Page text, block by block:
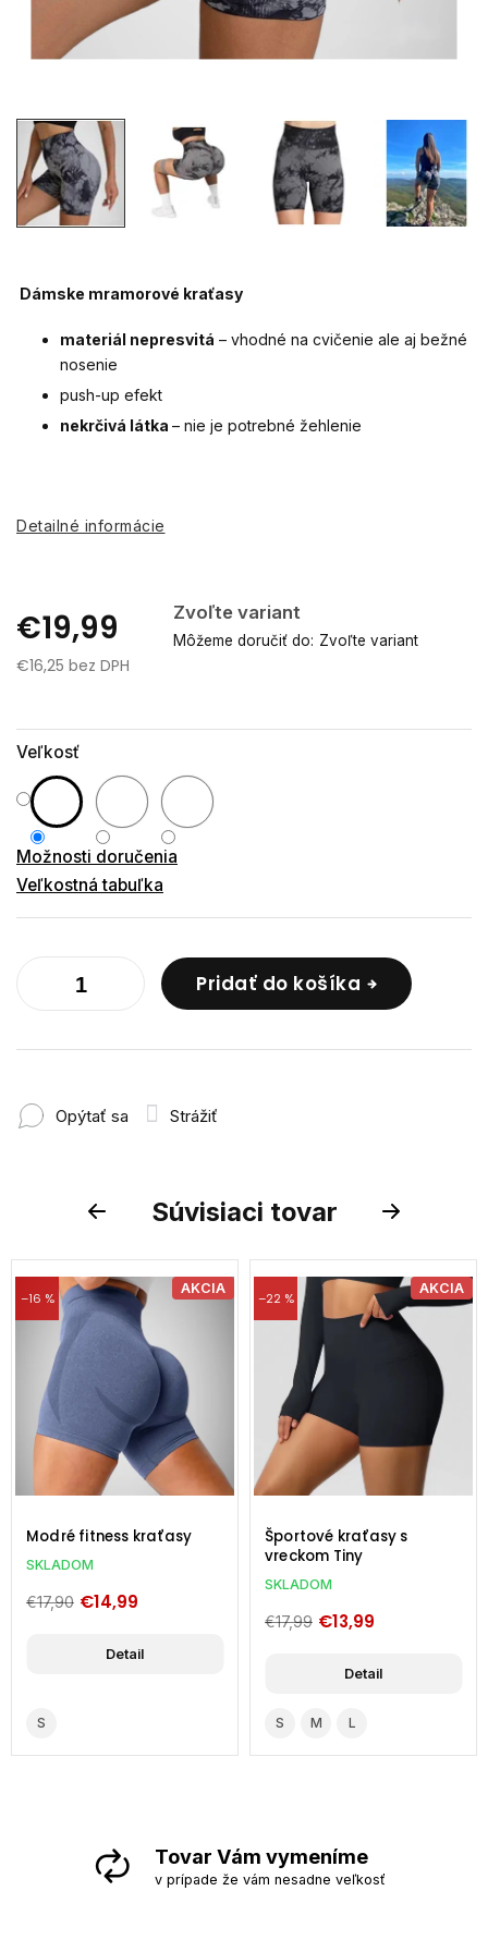
€19,99 Zvoľte variant
Môžeme doručiť do: Zvoľte variant
€16,25 bez DPH
Veľkosť
Možnosti doručenia
Veľkostná tabuľka
Pridať do košíka
Dámske mramorové kraťasy
materiál nepresvitá – vhodné na cvičenie ale aj bežné
nosenie
push-up efekt
nekrčivá látka – nie je potrebné žehlenie
Detailné informácie
Opýtať sa Strážiť
Súvisiaci tovar
Previous
AKCIA
–16 %
Modré fitness kraťasy
SKLADOM
€17,90 €14,99
Detail
S
AKCIA
–22 %
Športové kraťasy s
vreckom Tiny
SKLADOM
€17,99 €13,99
Detail
S M L
Next
Tovar Vám vymeníme
v prípade že vám nesadne veľkosť